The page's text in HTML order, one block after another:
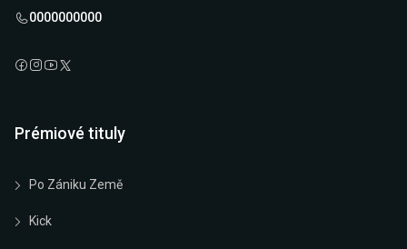
0000000000
Prémiové tituly
Po Zániku Země
Kick